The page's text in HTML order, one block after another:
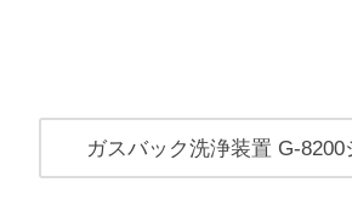
ガスバック洗浄装置 G-8200